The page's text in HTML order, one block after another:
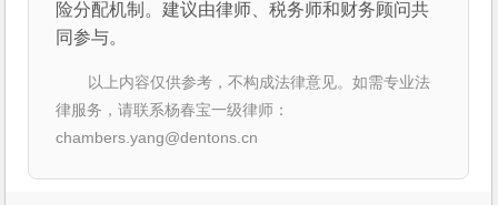
险分配机制。建议由律师、税务师和财务顾问共
同参与。
以上内容仅供参考，不构成法律意见。如需专业法
律服务，请联系杨春宝一级律师：
chambers.yang@dentons.cn